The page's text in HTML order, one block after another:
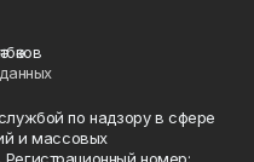
по надзору в сфере
и массовых